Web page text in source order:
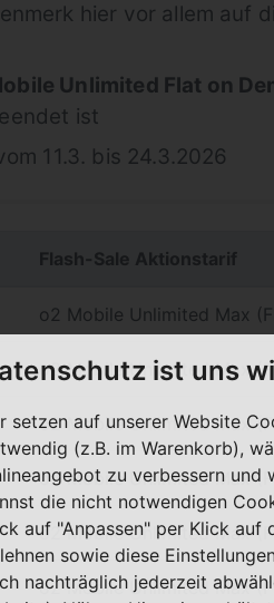
hier vor allem auf
Unlimited Flat on
ist
11.3. bis 24.3.2026
Flash-Sale Aktionstarif
o2 Mobile Unlimited Max
o2 Mobile Unlimited Max
o2 Mobile Unlimited Max
o2 Mobile Unlimited Max
o2 Mobile Unlimited Max
o2 Mobile Unlimited Max
ist uns
setzen auf unserer Website
(z.B. im Warenkorb),
zu verbessern
die nicht notwendigen
auf "Anpassen" per Klick auf
sowie diese
nachträglich jederzeit